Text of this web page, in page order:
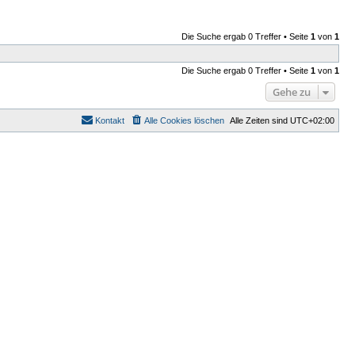
Die Suche ergab 0 Treffer • Seite 1 von 1
Die Suche ergab 0 Treffer • Seite 1 von 1
Gehe zu
Alle Zeiten sind UTC+02:00
Alle Cookies löschen
Kontakt